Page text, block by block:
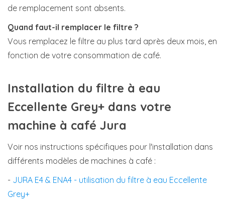
de remplacement sont absents.
Quand faut-il remplacer le filtre ?
Vous remplacez le filtre au plus tard après deux mois, en
fonction de votre consommation de café.
Installation du filtre à eau
Eccellente Grey+ dans votre
machine à café Jura
Voir nos instructions spécifiques pour l'installation dans
différents modèles de machines à café :
- JURA E4 & ENA4 - utilisation du filtre à eau Eccellente
Grey+